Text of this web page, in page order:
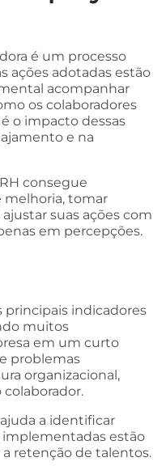
é um processo
ações adotadas estão
acompanhar
os colaboradores
o impacto dessas
e na
consegue
tomar
suas ações com
em percepções.
principais indicadores
muitos
em um curto
problemas
organizacional,
a identificar
implementadas estão
retenção de talentos.